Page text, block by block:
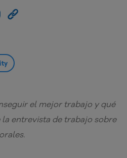
el mejor trabajo y qué
entrevista de trabajo sobre